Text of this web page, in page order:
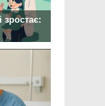
зростає: